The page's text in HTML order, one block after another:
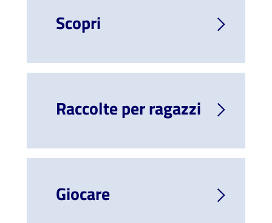
Scopri
Raccolte per ragazzi
Giocare